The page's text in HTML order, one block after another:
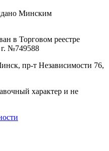
Минским
в Торговом реестре
г. №749588
пр-т Независимости 76,
характер и не